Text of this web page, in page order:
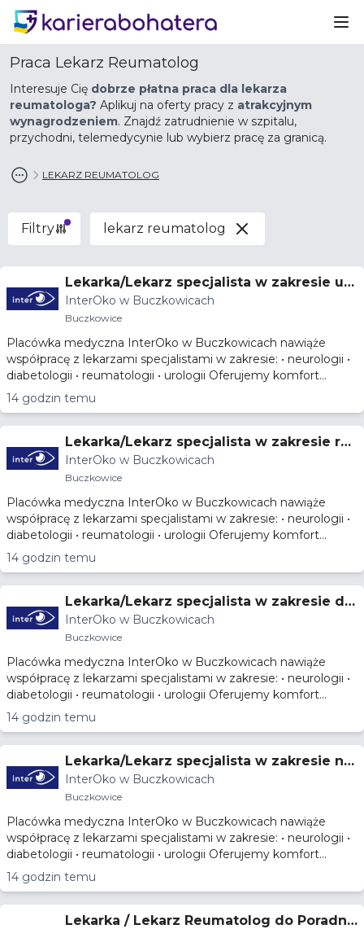
Praca Lekarz Reumatolog
Interesuje Cię dobrze płatna praca dla lekarza
reumatologa? Aplikuj na oferty pracy z atrakcyjnym
wynagrodzeniem. Znajdź zatrudnienie w szpitalu,
przychodni, telemedycynie lub wybierz pracę za granicą.
LEKARZ REUMATOLOG
Filtry lekarz reumatolog
Lekarka/Lekarz specjalista w zakresie ur
ologii
InterOko w Buczkowicach
Buczkowice
Placówka medyczna InterOko w Buczkowicach nawiąże
współpracę z lekarzami specjalistami w zakresie: • neurologii •
diabetologii • reumatologii • urologii Oferujemy komfort...
14 godzin temu
Lekarka/Lekarz specjalista w zakresie re
umatologii
InterOko w Buczkowicach
Buczkowice
Placówka medyczna InterOko w Buczkowicach nawiąże
współpracę z lekarzami specjalistami w zakresie: • neurologii •
diabetologii • reumatologii • urologii Oferujemy komfort...
14 godzin temu
Lekarka/Lekarz specjalista w zakresie dia
betologii
InterOko w Buczkowicach
Buczkowice
Placówka medyczna InterOko w Buczkowicach nawiąże
współpracę z lekarzami specjalistami w zakresie: • neurologii •
diabetologii • reumatologii • urologii Oferujemy komfort...
14 godzin temu
Lekarka/Lekarz specjalista w zakresie ne
urologii
InterOko w Buczkowicach
Buczkowice
Placówka medyczna InterOko w Buczkowicach nawiąże
współpracę z lekarzami specjalistami w zakresie: • neurologii •
diabetologii • reumatologii • urologii Oferujemy komfort...
14 godzin temu
Lekarka / Lekarz Reumatolog do Poradni